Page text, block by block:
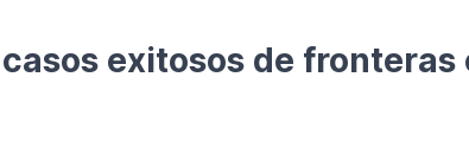
exitosos de